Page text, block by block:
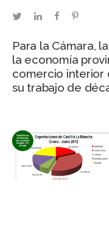
twitterlinkedinfacebookpinterest
Para la Cámara,
la economía
comercio interior
su trabajo de